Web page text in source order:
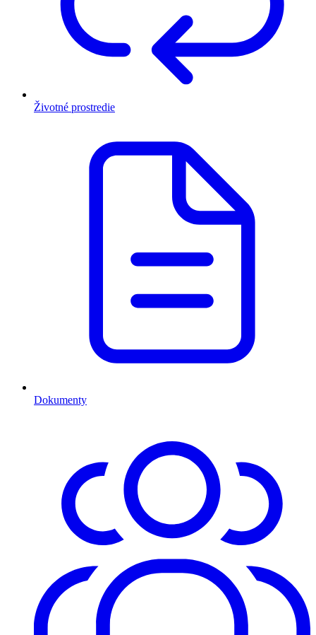
Životné prostredie
Dokumenty